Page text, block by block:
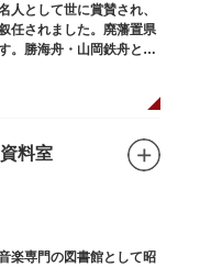
人として世に賞賛され、
任されました。廃藩置県
。勝海舟・山岡鉄舟と共
料室
楽専門の図書館として昭